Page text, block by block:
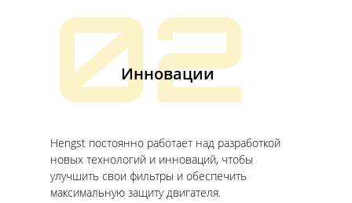
02
Инновации
Hengst постоянно работает над разработкой
новых технологий и инноваций, чтобы
улучшить свои фильтры и обеспечить
максимальную защиту двигателя.